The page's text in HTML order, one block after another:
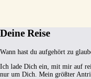
Deine Reise
Wann hast du aufgehört zu
Ich lade Dich ein, mit mir auf
nur um Dich. Mein größter